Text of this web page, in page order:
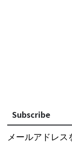
Subscribe
メールアドレ